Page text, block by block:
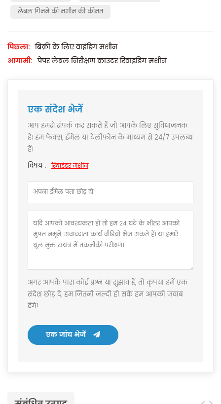
लेबल गिनने की मशीन की कीमत
पिछला: बिक्री के लिए वाइंडिंग मशीन
आगामी: पेपर लेबल निरीक्षण काउंटर रिवाइंडिंग मशीन
एक संदेश भेजें
आप हमसे संपर्क कर सकते हैं जो आपके लिए सुविधाजनक
है। हम फैक्स, ईमेल या टेलीफोन के माध्यम से 24/7 उपलब्ध
हैं।
विषय : रिवाइंडर मशीन
अगर आपके पास कोई प्रश्न या सुझाव हैं, तो कृपया हमें एक
संदेश छोड़ दें, हम जितनी जल्दी हो सके हम आपको जवाब
देंगे!
एक जांच भेजें